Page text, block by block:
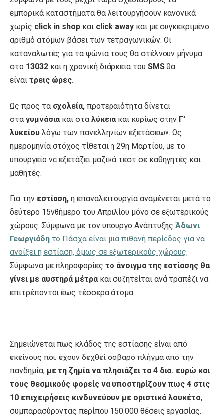
εμπορικά καταστήματα θα λειτουργήσουν κανονικά
χωρίς click in shop και click away και με συγκεκριμένο
αριθμό ατόμων βάσει των τετραγωνικών. Οι
καταναλωτές για τα ψώνια τους θα στέλνουν μήνυμα
στο 13032 και η χρονική διάρκεια τουSMS θα
είναιτρεις ώρες.
Ως προς τα σχολεία, προτεραιότητα δίνεται
σταγυμνάσιακαι σταλύκειακαι κυρίως στην Γ’
λυκείου λόγω των πανελληνίων εξετάσεων. Ως
ημερομηνία στόχος τίθεται η 29η Μαρτίου, με το
υπουργείο να εξετάζει μαζικά τεστ σε καθηγητές και
μαθητές.
Για την εστίαση, η επαναλειτουργία αναμένεται μετά το
δεύτερο 15νθήμερο του Απριλίου μόνο σε εξωτερικούς
χώρους. Σύμφωνα με τον υπουργό ΑνάπτυξηςΆδωνι
Γεωργιάδη το Πάσχα είναι μια πιθανή περίοδος για να
ανοίξει η εστίαση, όμως σε εξωτερικούς χώρους.
Σύμφωνα με πληροφορίεςτο άνοιγμα της εστίασης θα
γίνει με αυστηρά μέτρακαι συζητείται ανά τραπέζι να
επιτρέπονται έως τέσσερα άτομα.
Σημειώνεται πως κλάδος της εστίασης είναι από
εκείνους που έχουν δεχθεί σοβαρό πλήγμα από την
πανδημία, με τη ζημία να πλησιάζει τα 4 δισ. ευρώ και
τους θεσμικούς φορείς να υποστηρίζουν πως 4 στις
10 επιχειρήσεις κινδυνεύουν με οριστικό λουκέτο,
συμπαρασύροντας περίπου 150.000 θέσεις εργασίας.